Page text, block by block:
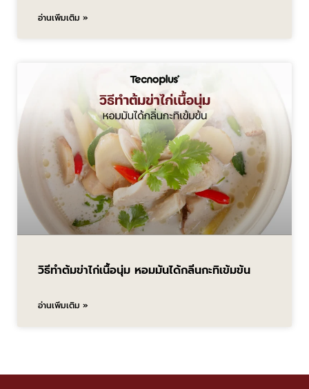
อ่านเพิ่มเติม »
วิธีทำต้มข่าไก่เนื้อนุ่ม หอมมันได้กลิ่นกะทิเข้มข้น
อ่านเพิ่มเติม »